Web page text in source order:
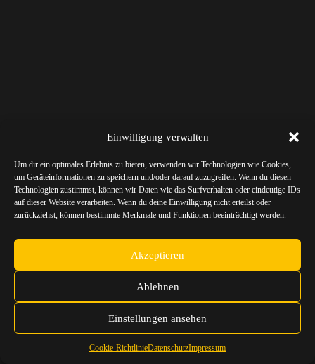
Einwilligung verwalten
Um dir ein optimales Erlebnis zu bieten, verwenden wir Technologien wie Cookies,
um Geräteinformationen zu speichern und/oder darauf zuzugreifen. Wenn du diesen
Technologien zustimmst, können wir Daten wie das Surfverhalten oder eindeutige IDs
auf dieser Website verarbeiten. Wenn du deine Einwilligung nicht erteilst oder
zurückziehst, können bestimmte Merkmale und Funktionen beeinträchtigt werden.
Akzeptieren
Ablehnen
Einstellungen ansehen
Cookie-RichtlinieDatenschutzImpressum